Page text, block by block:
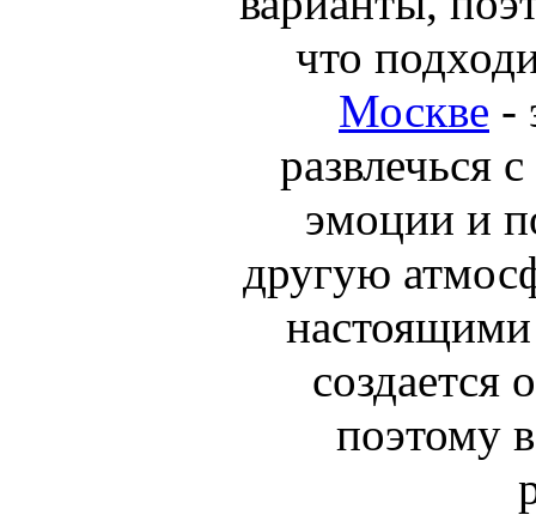
что
Москве -
развлечься
эмоции и
другую
поэтому